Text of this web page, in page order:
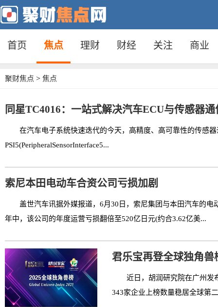
首页 焦点 理财 财经 关注 商业
聚财焦点 > 焦点
同星TC4016：一站式解决汽车ECU与传感器
在汽车电子系统快速迭代的今天，高精度、高可靠性的传感
PSI5(PeripheralSensorInterface5...
索尼本田电动车合资公司亏损加剧
盖世汽车讯据外媒报道，6月30日，索尼集团与本田汽车的
年中，该公司的年度运营亏损翻倍至520亿日元(约合3.62亿美...
君乐宝再登全球独角
近日，胡润研究院在广州发
343家企业上榜数量稳居全球第